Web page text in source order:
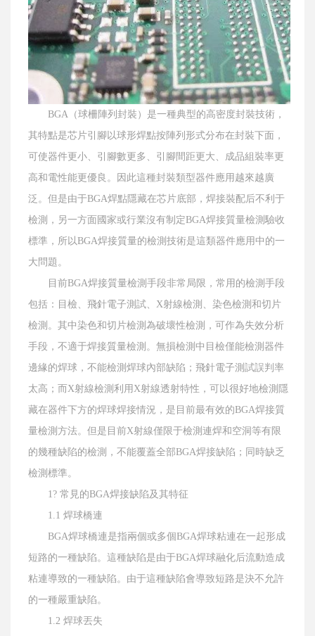
BGA（球柵陣列封裝）是一種典型的高密度封裝技術，
其特點是芯片引腳以球形焊點按陣列形式分布在封裝下面，
可使器件更小、引腳數更多、引腳間距更大、成品組裝率更
高和電性能更優良。因此這種封裝類型器件應用越來越廣
泛。但是由于BGA焊點隱藏在芯片底部，焊接裝配后不利于
檢測，另一方面國家或行業沒有制定BGA焊接質量檢測驗收
標準，所以BGA焊接質量的檢測技術是這類器件應用中的一
大問題。
目前BGA焊接質量檢測手段非常局限，常用的檢測手段
包括：目檢、飛針電子測試、X射線檢測、染色檢測和切片
檢測。其中染色和切片檢測為破壞性檢測，可作為失效分析
手段，不適于焊接質量檢測。無損檢測中目檢僅能檢測器件
邊緣的焊球，不能檢測焊球內部缺陷；飛針電子測試誤判率
太高；而X射線檢測利用X射線透射特性，可以很好地檢測隱
藏在器件下方的焊球焊接情況，是目前最有效的BGA焊接質
量檢測方法。但是目前X射線僅限于檢測連焊和空洞等有限
的幾種缺陷的檢測，不能覆蓋全部BGA焊接缺陷；同時缺乏
檢測標準。
1? 常見的BGA焊接缺陷及其特征
1.1 焊球橋連
BGA焊球橋連是指兩個或多個BGA焊球粘連在一起形成
短路的一種缺陷。這種缺陷是由于BGA焊球融化后流動造成
粘連導致的一種缺陷。由于這種缺陷會導致短路是決不允許
的一種嚴重缺陷。
1.2 焊球丟失